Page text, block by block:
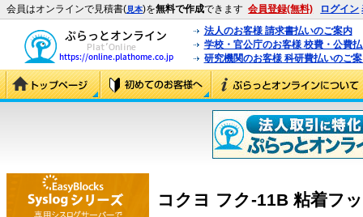
会員はオンラインで見積書(見本)を無料で作成できます 会員登録(無料) ログイン
法人のお客様 請求書払いのご案内
学校・官公庁のお客様 校費・公費
研究機関のお客様 科研費払いのご
コクヨ フク-11B 粘着フ